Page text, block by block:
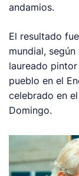
andamios.
El resultado
mundial,
laureado
pueblo en el
celebrado en
Domingo.